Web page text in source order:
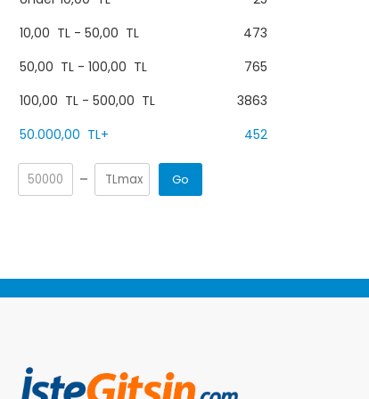
10,00 TL - 50,00 TL
473
50,00 TL - 100,00 TL
765
100,00 TL - 500,00 TL
3863
50.000,00 TL+ 452
Go